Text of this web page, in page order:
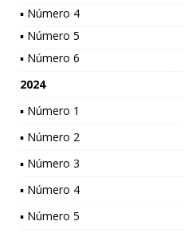
▪ Número 4
▪ Número 5
▪ Número 6
2024
▪ Número 1
▪ Número 2
▪ Número 3
▪ Número 4
▪ Número 5